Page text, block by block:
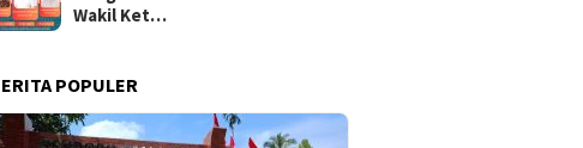
Wakil Ket…
POPULER